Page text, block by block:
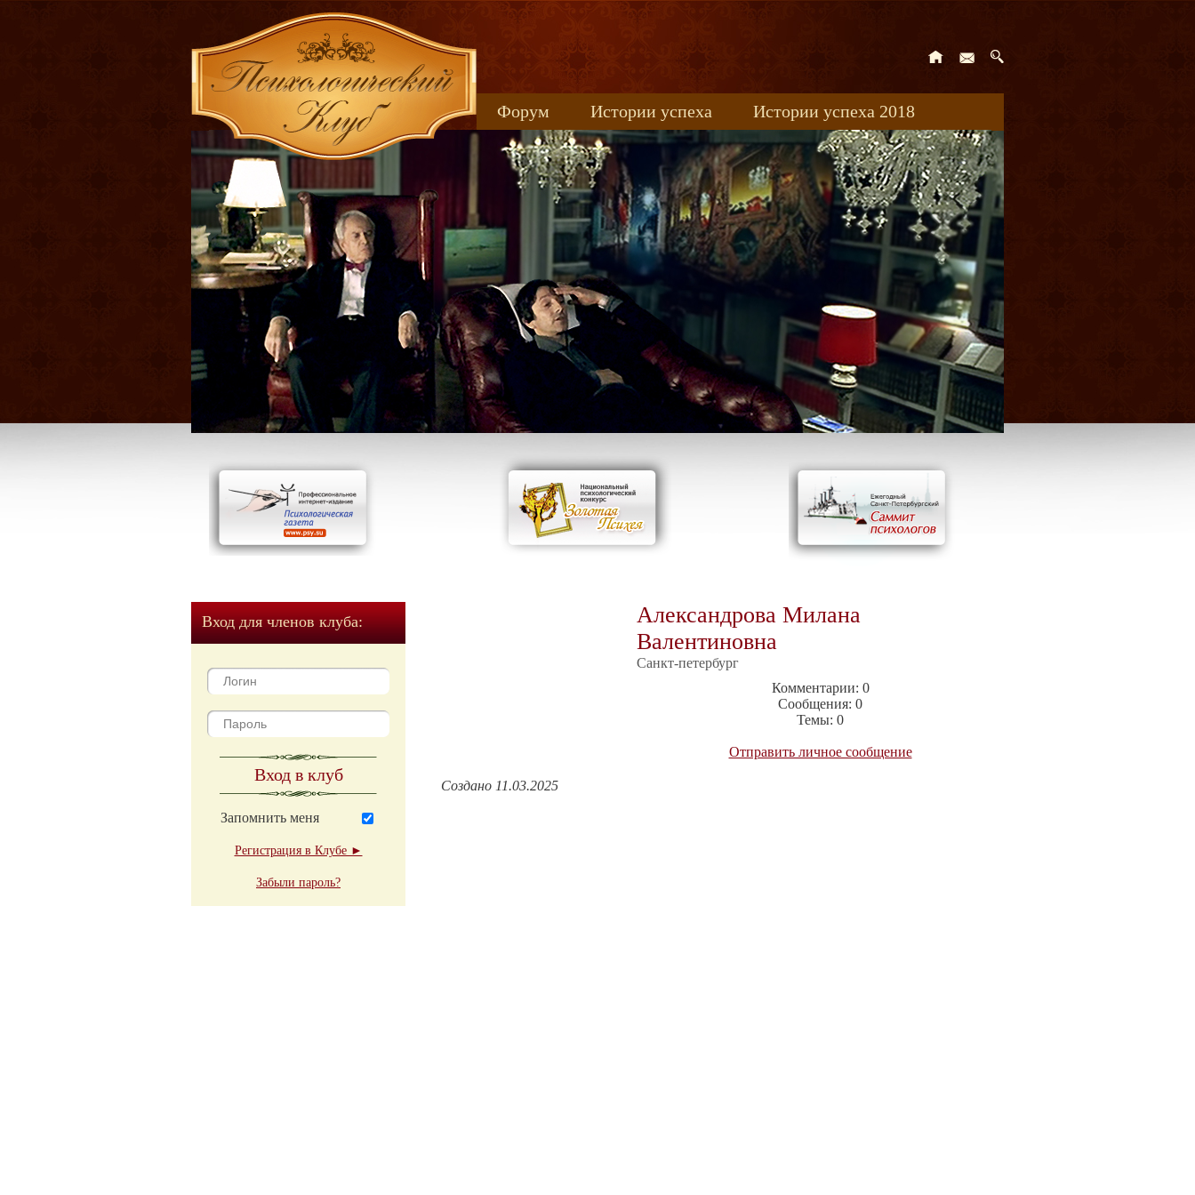
Форум Истории успеха
Истории успеха 2018
Книжные новинки
uspeh_2017
Вход для членов клуба:
Вход в клуб
Запомнить меня
Регистрация в Клубе ►
Забыли пароль?
Александрова Милана
Валентиновна
Санкт-петербург
Комментарии: 0
Сообщения: 0
Темы: 0
Отправить личное сообщение
Создано 11.03.2025